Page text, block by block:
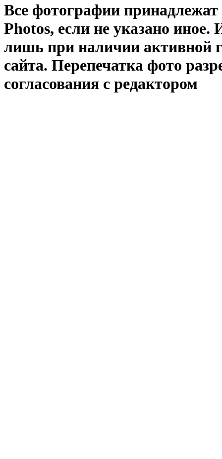
Все фотографии
Photos, если не указано иное.
лишь при наличии активной
сайта. Перепечатка фото
согласования с редактором